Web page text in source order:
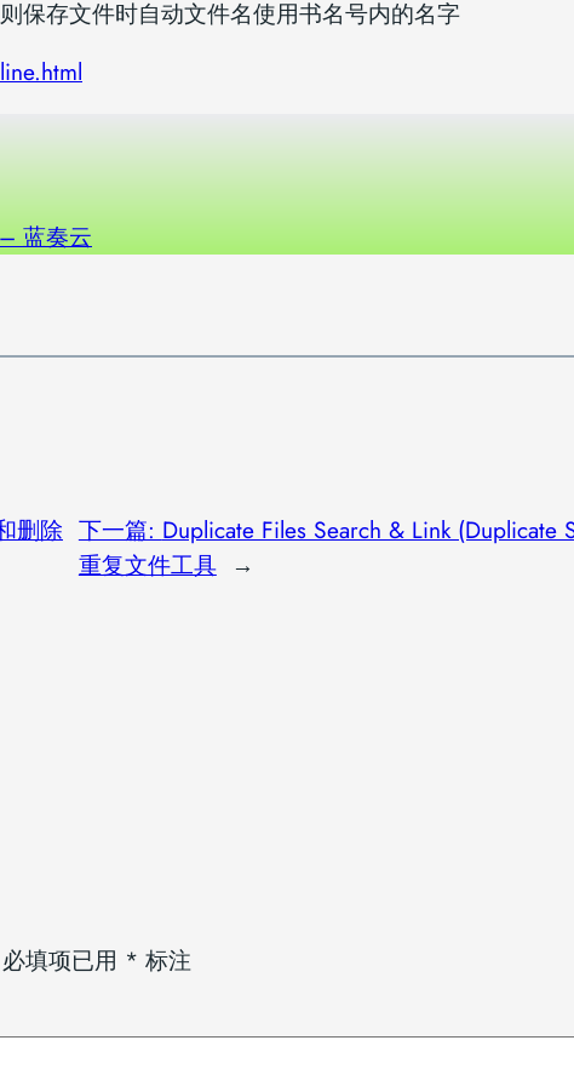
保存文件时自动文件名使用书名号内的名字
蓝奏云
删除 下一篇: Duplicate Files Search & Link
重复文件工具 →
必填项已用 * 标注